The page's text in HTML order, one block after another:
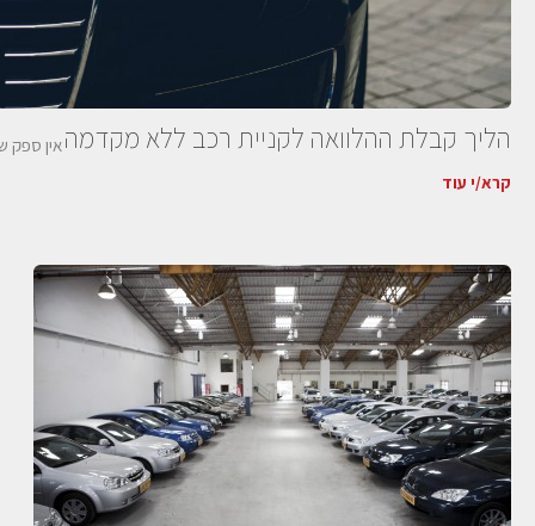
הליך קבלת ההלוואה לקניית רכב ללא מקדמהאין ספק
קרא/י עוד